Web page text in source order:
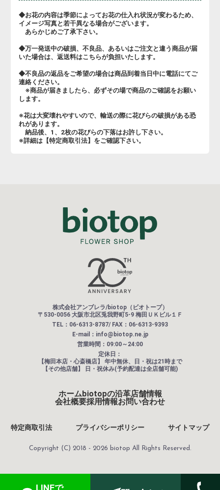
◆お花の内容は季節によってお花の仕入れ状況が変わるため、
イメージ写真と若干異なる場合がございます。
あらかじめご了承下さい。
◆万一発送中の破損、不良品、あるいはご注文と違う商品が届
いた場合は、返送料はこちらが負担いたします。
◆不良品の返品をご希望の場合は商品到着当日中に電話にてご
連絡ください。
※商品が届きましたら、必ずその場で商品のご確認をお願い
します。
※花は大変壊れやすいので、輸送の際に花びらの破損がある恐
れがあります。
納品後、1、2枚の花びらの下落はお許し下さい。
※詳細は【特定商取引法】をご確認下さい。
株式会社アンブレラ/biotop（ビオトープ）
〒530-0056 大阪市北区兎我野町5-9 梅田ＵＫビル１Ｆ
TEL：06-6313-8787/ FAX：06-6313-9393
E-mail：info@biotop.ne.jp
営業時間：09:00～24:00
定休日：
【梅田本店・心斎橋店】 年中無休、日・祝は21時まで
【その他店舗】
日・祝休み(予約配達は全店舗可能)
ホームbiotopの沿革店舗情報
会社概要採用情報お問い合わせ
特定商取引法 プライバシーポリシー サイトマップ
Copyright (C) 2018 - 2026 biotop All Rights Reserved.
LINEで